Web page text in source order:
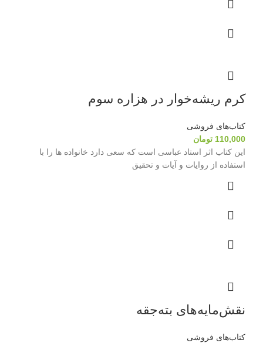
کرم ریشه‌خوار در هزاره سوم
کتاب‌های فروشی
110,000 تومان
این کتاب اثر استاد عباسی است که سعی دارد خانواده ها را با
استفاده از روایات و آیات و تحقیق
نقش‌مایه‌های بته‌جقه
کتاب‌های فروشی